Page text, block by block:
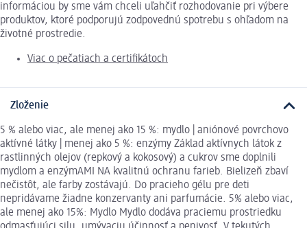
informáciou by sme vám chceli uľahčiť rozhodovanie pri výbere
produktov, ktoré podporujú zodpovednú spotrebu s ohľadom na
životné prostredie.
Viac o pečatiach a certifikátoch
Zloženie
5 % alebo viac, ale menej ako 15 %: mydlo | aniónové povrchovo
aktívné látky | menej ako 5 %: enzýmy Základ aktívnych látok z
rastlinných olejov (repkový a kokosový) a cukrov sme doplnili
mydlom a enzýmAMI NA kvalitnú ochranu farieb. Bielizeň zbaví
nečistôt, ale farby zostávajú. Do pracieho gélu pre deti
nepridávame žiadne konzervanty ani parfumácie. 5% alebo viac,
ale menej ako 15%: Mydlo Mydlo dodáva praciemu prostriedku